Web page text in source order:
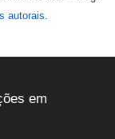
autorais.
em